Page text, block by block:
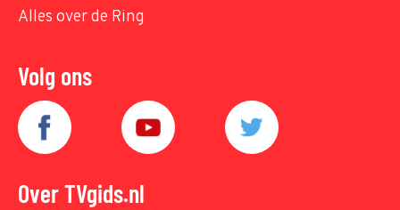
Alles over de Ring
Volg ons
Over TVgids.nl